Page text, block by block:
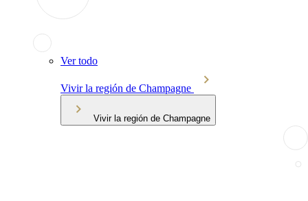
Ver todo
Vivir la región de Champagne
Vivir la región de Champagne